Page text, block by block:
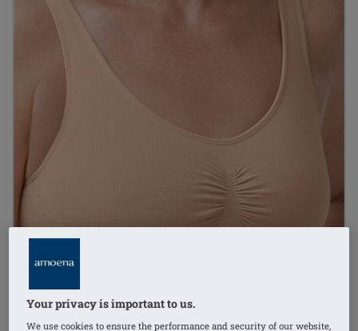
Your privacy is important to us.
We use cookies to ensure the performance and security of our website,